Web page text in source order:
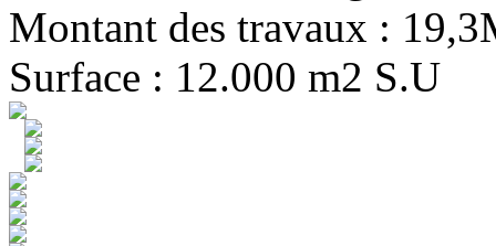
Montant des travaux :
Surface : 12.000 m2 S.U